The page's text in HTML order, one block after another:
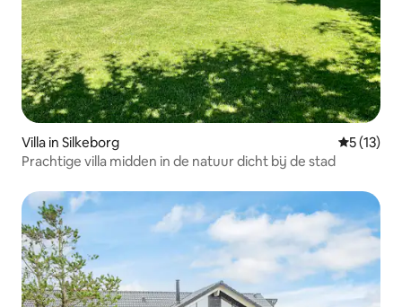
Villa in Silkeborg
5 (13)
Prachtige villa midden in de natuur dicht bij de stad